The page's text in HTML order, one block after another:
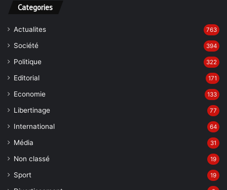
Categories
Actualites 763
Société 394
Politique 322
Editorial 171
Economie 133
Libertinage 77
International 64
Média 31
Non classé 19
Sport 19